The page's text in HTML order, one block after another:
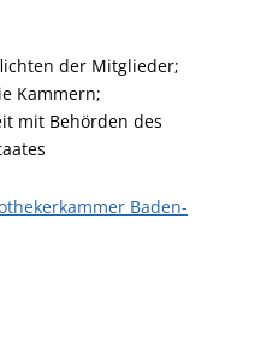
der Mitglieder;
Kammern;
mit Behörden des
Baden-